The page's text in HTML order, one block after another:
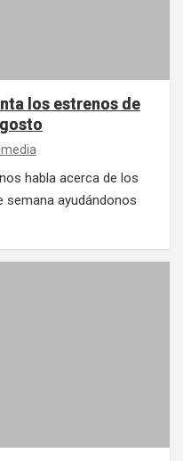
los estrenos de
habla acerca de los
semana ayudándonos